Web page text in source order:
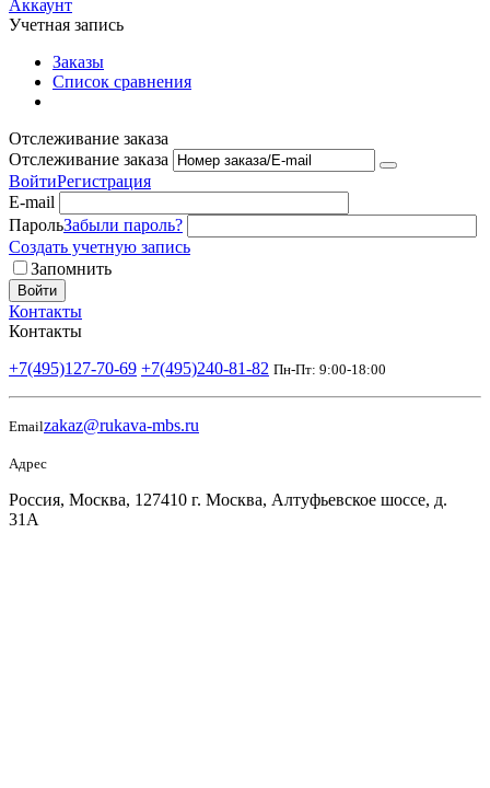
Аккаунт
Учетная запись
Заказы
Список сравнения
Отслеживание заказа
Отслеживание заказа
ВойтиРегистрация
E-mail
ПарольЗабыли пароль?
Создать учетную запись
Запомнить
Войти
Контакты
Контакты
+7(495)127-70-69 +7(495)240-81-82 Пн-Пт: 9:00-18:00
Emailzakaz@rukava-mbs.ru
Адрес
Россия, Москва, 127410 г. Москва, Алтуфьевское шоссе, д.
31А